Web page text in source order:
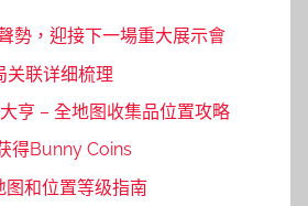
勢，迎接下一場重大展示會
关联详细梳理
亨 – 全地图收集品位置攻略
得Bunny Coins
图和位置等级指南